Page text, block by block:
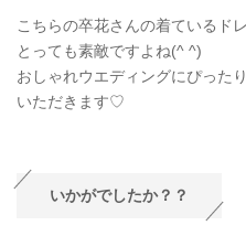
こちらの卒花さんの着ているド
とっても素敵ですよね(^ ^)
おしゃれウエディングにぴった
いただきます♡
いかがでしたか？？